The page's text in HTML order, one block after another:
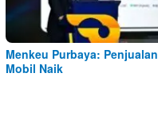
Menkeu Purbaya: Penjualan
Mobil Naik